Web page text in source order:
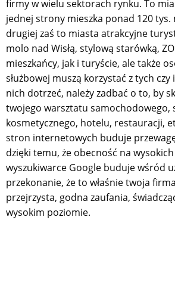
firmy w wielu sektorach rynku. To
jednej strony mieszka ponad 120 tys.
drugiej zaś to miasta atrakcyjne
molo nad Wisłą, stylową starówką,
mieszkańcy, jak i turyście, ale także
służbowej muszą korzystać z tych czy
nich dotrzeć, należy zadbać o to, by
twojego warsztatu samochodowego,
kosmetycznego, hotelu, restauracji,
stron internetowych buduje
dzięki temu, że obecność na
wyszukiwarce Google buduje wśród
przekonanie, że to właśnie twoja
przejrzysta, godna zaufania,
wysokim poziomie.